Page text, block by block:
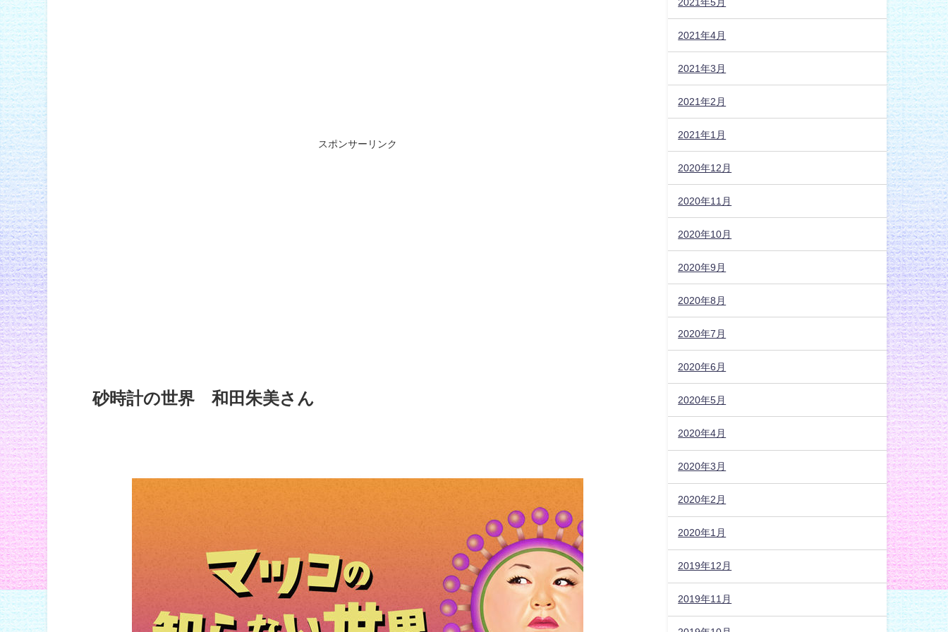
スポンサーリンク
砂時計の世界 和田朱美さん
2021年4月
2021年3月
2021年2月
2021年1月
2020年12月
2020年11月
2020年10月
2020年9月
2020年8月
2020年7月
2020年6月
2020年5月
2020年4月
2020年3月
2020年2月
2020年1月
2019年12月
2019年11月